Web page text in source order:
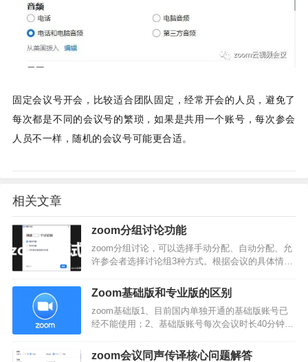
固定会议号开会，比较适合团队固定，经常开会的人员，避免了
每次都是不同的会议号的繁琐，如果是共用一个账号，每次参会
人员不一样，随机的会议号可能更合适。
相关文章
zoom分组讨论功能
zoom分组讨论，可以选择手动分配、自动分配、允
许参会者选择讨论组3种方式。根据会议的具体情
型会议，通过分组就可以实现多个分论坛或分会
场，同时进行多会议。…
Zoom基础版和专业版的区别
zoom基础版1、目前国内单独开通的基础版账号已
经不能使用；2、基础版账号每次会议时长40分钟；
5、不能启用云录制，不具备云存储；6、无法使用
zoom会议同声传译核心问题解答